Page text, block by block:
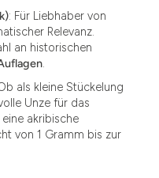
: Für Liebhaber von
Relevanz.
an historischen
.
als kleine Stückelung
Unze für das
akribische
von 1 Gramm bis zur